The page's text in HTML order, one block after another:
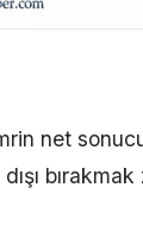
net
bırakmak